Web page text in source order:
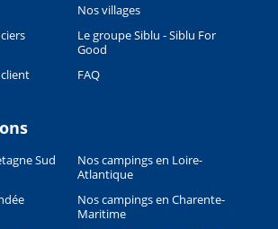
OpenStreetMapcontributors, Points © 2012 LINZ
Nos villages
Le groupe Siblu - Siblu For
Good
FAQ
Sud
Nos campings en Loire-
Atlantique
Nos campings en Charente-
Maritime